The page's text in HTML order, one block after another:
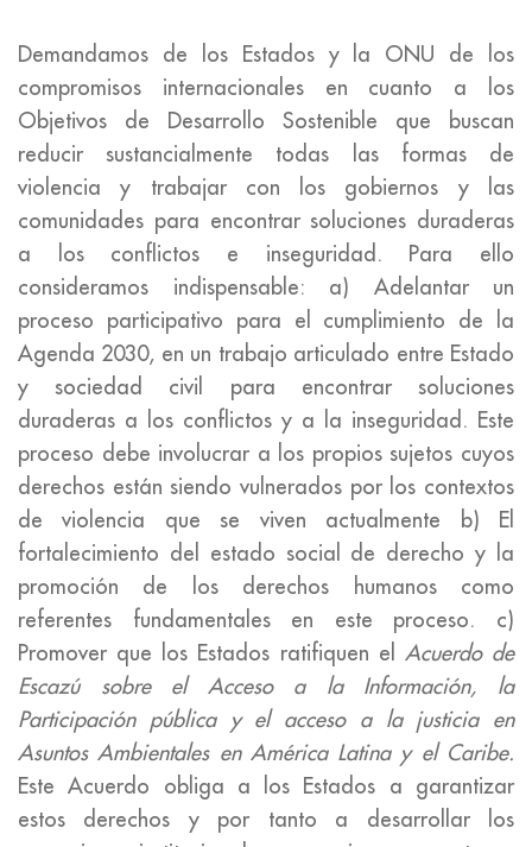
Demandamos de los Estados y la ONU de los
compromisos internacionales en cuanto a los
Objetivos de Desarrollo Sostenible que buscan
reducir sustancialmente todas las formas de
violencia y trabajar con los gobiernos y las
comunidades para encontrar soluciones duraderas
a los conflictos e inseguridad. Para ello
consideramos indispensable: a) Adelantar un
proceso participativo para el cumplimiento de la
Agenda 2030, en un trabajo articulado entre Estado
y sociedad civil para encontrar soluciones
duraderas a los conflictos y a la inseguridad. Este
proceso debe involucrar a los propios sujetos cuyos
derechos están siendo vulnerados por los contextos
de violencia que se viven actualmente b) El
fortalecimiento del estado social de derecho y la
promoción de los derechos humanos como
referentes fundamentales en este proceso. c)
Promover que los Estados ratifiquen el Acuerdo de
Escazú sobre el Acceso a la Información, la
Participación pública y el acceso a la justicia en
Asuntos Ambientales en América Latina y el Caribe.
Este Acuerdo obliga a los Estados a garantizar
estos derechos y por tanto a desarrollar los